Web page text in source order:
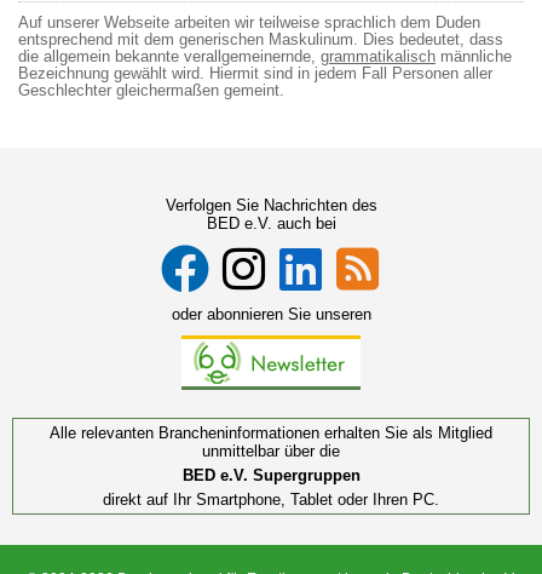
Auf unserer Webseite arbeiten wir teilweise sprachlich dem Duden
entsprechend mit dem generischen Maskulinum. Dies bedeutet, dass
die allgemein bekannte verallgemeinernde, grammatikalisch männliche
Bezeichnung gewählt wird. Hiermit sind in jedem Fall Personen aller
Geschlechter gleichermaßen gemeint.
Verfolgen Sie Nachrichten des
BED e.V. auch bei
oder abonnieren Sie unseren
Alle relevanten Brancheninformationen erhalten Sie als Mitglied
unmittelbar über die
BED e.V. Supergruppen
direkt auf Ihr Smartphone, Tablet oder Ihren PC.